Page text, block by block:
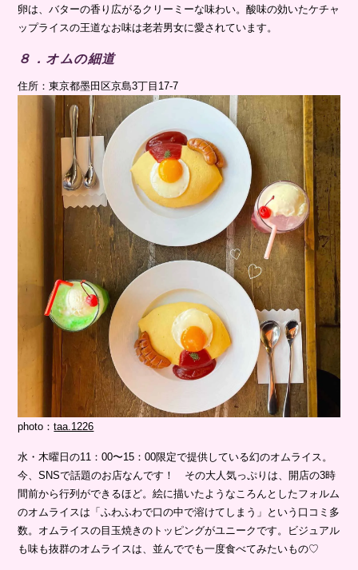
卵は、バターの香り広がるクリーミーな味わい。酸味の効いたケチャ
ップライスの王道なお味は老若男女に愛されています。
８．オムの細道
住所：東京都墨田区京島3丁目17-7
photo：taa.1226
水・木曜日の11：00〜15：00限定で提供している幻のオムライス。
今、SNSで話題のお店なんです！ その大人気っぷりは、開店の3時
間前から行列ができるほど。絵に描いたようなころんとしたフォルム
のオムライスは「ふわふわで口の中で溶けてしまう」という口コミ多
数。オムライスの目玉焼きのトッピングがユニークです。ビジュアル
も味も抜群のオムライスは、並んででも一度食べてみたいもの♡